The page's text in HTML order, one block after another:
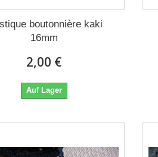
boutonnière kaki
16mm
2,00 €
Auf Lager